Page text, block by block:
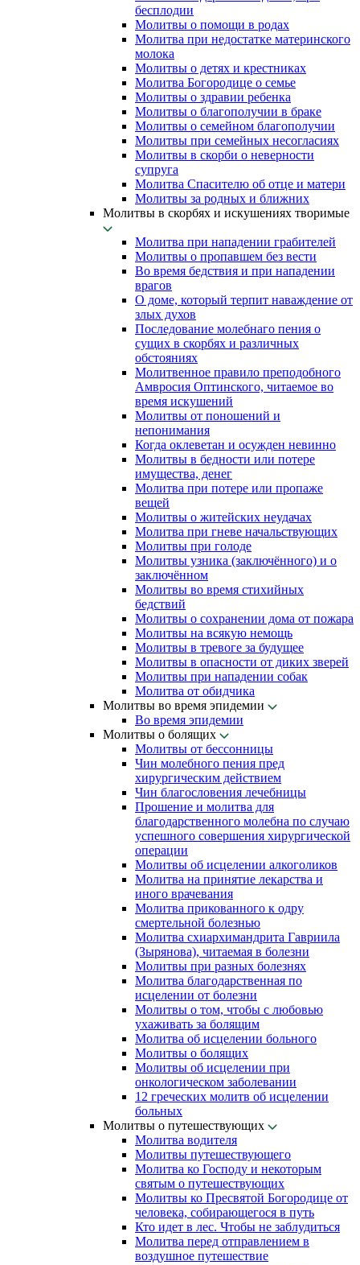
бесплодии
Молитвы о помощи в родах
Молитва при недостатке материнского
молока
Молитвы о детях и крестниках
Молитва Богородице о семье
Молитвы о здравии ребенка
Молитвы о благополучии в браке
Молитвы о семейном благополучии
Молитвы при семейных несогласиях
Молитвы в скорби о неверности
супруга
Молитва Спасителю об отце и матери
Молитвы за родных и ближних
Молитвы в скорбях и искушениях творимые
Молитва при нападении грабителей
Молитвы о пропавшем без вести
Во время бедствия и при нападении
врагов
О доме, который терпит наваждение от
злых духов
Последование молебнаго пения о
сущих в скорбях и различных
обстояниях
Молитвенное правило преподобного
Амвросия Оптинского, читаемое во
время искушений
Молитвы от поношений и
непонимания
Когда оклеветан и осужден невинно
Молитвы в бедности или потере
имущества, денег
Молитва при потере или пропаже
вещей
Молитвы о житейских неудачах
Молитва при гневе начальствующих
Молитвы при голоде
Молитвы узника (заключённого) и о
заключённом
Молитвы во время стихийных
бедствий
Молитвы о сохранении дома от пожара
Молитвы на всякую немощь
Молитвы в тревоге за будущее
Молитвы в опасности от диких зверей
Молитвы при нападении собак
Молитва от обидчика
Молитвы во время эпидемии
Во время эпидемии
Молитвы о болящих
Молитвы от бессонницы
Чин молебного пения пред
хирургическим действием
Чин благословения лечебницы
Прошение и молитва для
благодарственного молебна по случаю
успешного совершения хирургической
операции
Молитвы об исцелении алкоголиков
Молитва на принятие лекарства и
иного врачевания
Молитва прикованного к одру
смертельной болезнью
Молитва схиархимандрита Гавриила
(Зырянова), читаемая в болезни
Молитвы при разных болезнях
Молитва благодарственная по
исцелении от болезни
Молитвы о том, чтобы с любовью
ухаживать за болящим
Молитва об исцелении больного
Молитвы о болящих
Молитвы об исцелении при
онкологическом заболевании
12 греческих молитв об исцелении
больных
Молитвы о путешествующих
Молитва водителя
Молитвы путешествующего
Молитва ко Господу и некоторым
святым о путешествующих
Молитвы ко Пресвятой Богородице от
человека, собирающегося в путь
Кто идет в лес. Чтобы не заблудиться
Молитва перед отправлением в
воздушное путешествие